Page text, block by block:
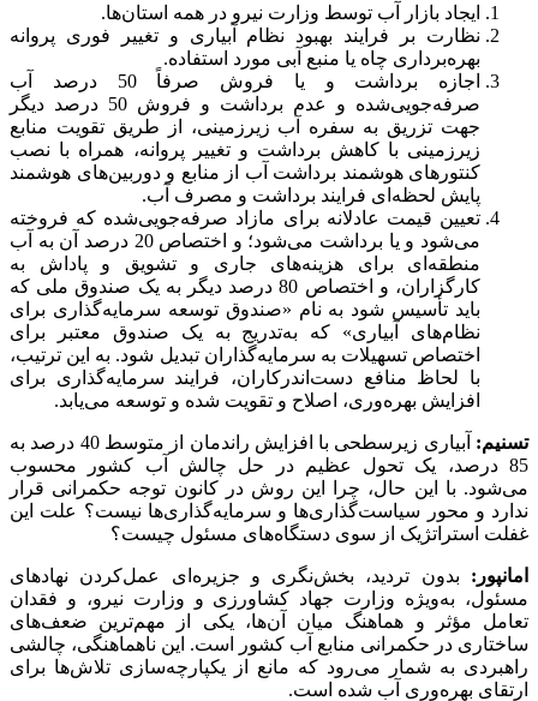
ایجاد بازار آب توسط وزارت نیرو در همه استان‌ها.
نظارت بر فرایند بهبود نظام آبیاری و تغییر فوری پروانه
بهره‌برداری چاه یا منبع آبی مورد استفاده.
اجازه برداشت و یا فروش صرفاً 50 درصد آب
صرفه‌جویی‌شده و عدم برداشت و فروش 50 درصد دیگر
جهت تزریق به سفره آب زیرزمینی، از طریق تقویت منابع
زیرزمینی با کاهش برداشت و تغییر پروانه، همراه با نصب
کنتورهای هوشمند برداشت آب از منابع و دوربین‌های هوشمند
پایش لحظه‌ای فرایند برداشت و مصرف آب.
تعیین قیمت عادلانه برای مازاد صرفه‌جویی‌شده که فروخته
می‌شود و یا برداشت می‌شود؛ و اختصاص 20 درصد آن به آب
منطقه‌ای برای هزینه‌های جاری و تشویق و پاداش به
کارگزاران، و اختصاص 80 درصد دیگر به یک صندوق ملی که
باید تأسیس شود به نام «صندوق توسعه سرمایه‌گذاری برای
نظام‌های آبیاری» که به‌تدریج به یک صندوق معتبر برای
اختصاص تسهیلات به سرمایه‌گذاران تبدیل شود. به این ترتیب،
با لحاظ منافع دست‌اندرکاران، فرایند سرمایه‌گذاری برای
افزایش بهره‌وری، اصلاح و تقویت شده و توسعه می‌یابد.
تسنیم:
آبیاری زیرسطحی با افزایش راندمان از متوسط 40 درصد به
85 درصد، یک تحول عظیم در حل چالش آب کشور محسوب
می‌شود. با این حال، چرا این روش در کانون توجه حکمرانی قرار
ندارد و محور سیاست‌گذاری‌ها و سرمایه‌گذاری‌ها نیست؟ علت این
غفلت استراتژیک از سوی دستگاه‌های مسئول چیست؟
امانپور: بدون تردید، بخش‌نگری و جزیره‌ای عمل‌کردن نهادهای
مسئول، به‌ویژه وزارت جهاد کشاورزی و وزارت نیرو، و فقدان
تعامل مؤثر و هماهنگ میان آن‌ها، یکی از مهم‌ترین ضعف‌های
ساختاری در حکمرانی منابع آب کشور است. این ناهماهنگی، چالشی
راهبردی به شمار می‌رود که مانع از یکپارچه‌سازی تلاش‌ها برای
ارتقای بهره‌وری آب شده است.